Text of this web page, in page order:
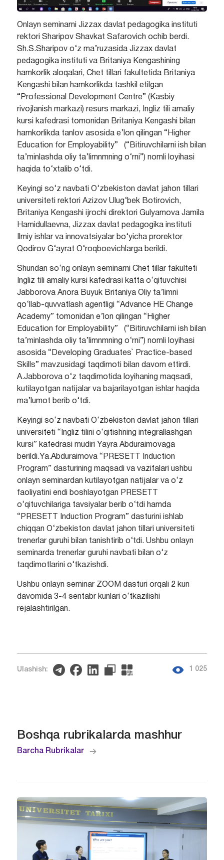
Onlayn seminarni Jizzax davlat pedagogika instituti
rektori Sharipov Shavkat Safarovich ochib berdi.
Sh.S.Sharipov o‘z ma’ruzasida Jizzax davlat
pedagogika instituti va Britaniya Kengashining
hamkorlik aloqalari, Chet tillari fakultetida Britaniya
Kengashi bilan hamkorlikda tashkil etilgan
“Professional Development Centre” (Kasbiy
rivojlanish markazi) resurs markazi, Ingliz tili amaliy
kursi kafedrasi tomonidan Britaniya Kengashi bilan
hamkorlikda tanlov asosida e’lon qilingan “Higher
Education for Employability” (“Bitiruvchilarni ish bilan
ta’minlashda oliy ta’limnmning o‘rni”) nomli loyihasi
haqida to‘xtalib o‘tdi.
Keyingi so‘z navbati O‘zbekiston davlat jahon tillari
universiteti rektori Azizov Ulug‘bek Botirovich,
Britaniya Kengashi ijrochi direktori Gulyamova Jamila
Hamidullaevna, Jizzax davlat pedagogika instituti
Ilmiy ishlar va innovatsiyalar bo‘yicha prorektor
Qodirov G‘ayrat O‘roqboevichlarga berildi.
Shundan so‘ng onlayn seminarni Chet tillar fakulteti
Ingliz tili amaliy kursi kafedrasi katta o‘qituvchisi
Jabborova Anora Buyuk Britaniya Oliy ta’limni
qo‘llab-quvvatlash agentligi “Advance HE Change
Academy” tomonidan e’lon qilingan “Higher
Education for Employability” (“Bitiruvchilarni ish bilan
ta’minlashda oliy ta’limnmning o‘rni”) nomli loyihasi
asosida “Developing Graduates` Practice-based
Skills” mavzusidagi taqdimoti bilan davom ettirdi.
A.Jabborova o‘z taqdimotida loyihaning maqsadi,
kutilayotgan natijalar va bajarilayotgan ishlar haqida
ma’lumot berib o‘tdi.
Keyingi so‘z navbati O‘zbekiston davlat jahon tillari
universiteti “Ingliz tilini o‘qitishning integrallashgan
kursi” kafedrasi mudiri Yayra Abduraimovaga
berildi.Ya.Abduraimova “PRESETT Induction
Program” dasturining maqsadi va vazifalari ushbu
onlayn seminardan kutilayotgan natijalar va o‘z
faoliyatini endi boshlayotgan PRESETT
o‘qituvchilariga tavsiyalar berib o‘tdi hamda
“PRESETT Induction Program” dasturini ishlab
chiqqan O‘zbekiston davlat jahon tillari universiteti
trenerlar guruhi bilan tanishtirib o‘tdi. Ushbu onlayn
seminarda trenerlar guruhi navbati bilan o‘z
taqdimotlarini o‘tkazishdi.
Ushbu onlayn seminar ZOOM dasturi orqali 2 kun
davomida 3-4 sentabr kunlari o‘tkazilishi
rejalashtirilgan.
Ulashish: 1 025
Boshqa rubrikalarda mashhur
Barcha Rubrikalar